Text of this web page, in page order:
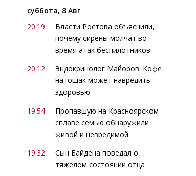
суббота, 8 Авг
20:19
Власти Ростова объяснили,
почему сирены молчат во
время атак беспилотников
20:12
Эндокринолог Майоров: Кофе
натощак может навредить
здоровью
19:54
Пропавшую на Красноярском
сплаве семью обнаружили
живой и невредимой
19:32
Сын Байдена поведал о
тяжелом состоянии отца